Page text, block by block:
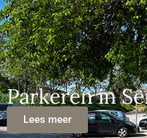
Parkeren in
Lees meer